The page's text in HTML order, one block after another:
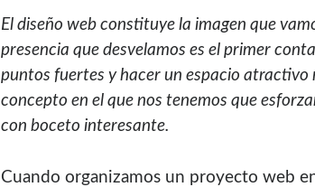
El diseño web constituye la imagen que
presencia que desvelamos es el primer
puntos fuertes y hacer un espacio atractivo
concepto en el que nos tenemos que
con boceto interesante.
Cuando organizamos un proyecto web